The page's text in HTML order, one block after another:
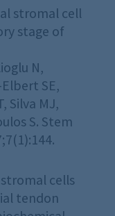
stromal cell
stage of
N,
SE,
Silva MJ,
S. Stem
cells
tendon